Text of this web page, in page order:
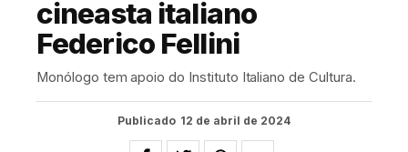
cineasta italiano
Federico Fellini
Monólogo tem apoio do Instituto Italiano de Cultura.
Publicado 12 de abril de 2024